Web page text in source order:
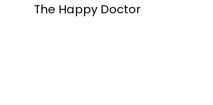
The Happy Doctor